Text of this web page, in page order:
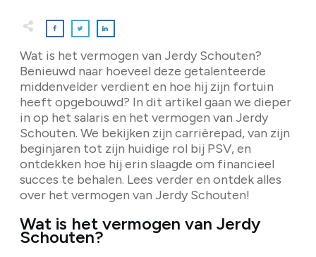
Wat is het vermogen van Jerdy Schouten?
Benieuwd naar hoeveel deze getalenteerde
middenvelder verdient en hoe hij zijn fortuin
heeft opgebouwd? In dit artikel gaan we dieper
in op het salaris en het vermogen van Jerdy
Schouten. We bekijken zijn carrièrepad, van zijn
beginjaren tot zijn huidige rol bij PSV, en
ontdekken hoe hij erin slaagde om financieel
succes te behalen. Lees verder en ontdek alles
over het vermogen van Jerdy Schouten!
Wat is het vermogen van Jerdy
Schouten?